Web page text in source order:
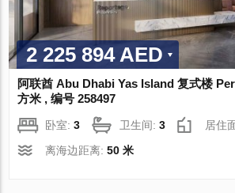
2 225 894 AED
阿联酋 Abu Dhabi Yas Island 复式楼
方米 , 编号 258497
卧室:3 卫生间:3 居住
离海边距离:50 米